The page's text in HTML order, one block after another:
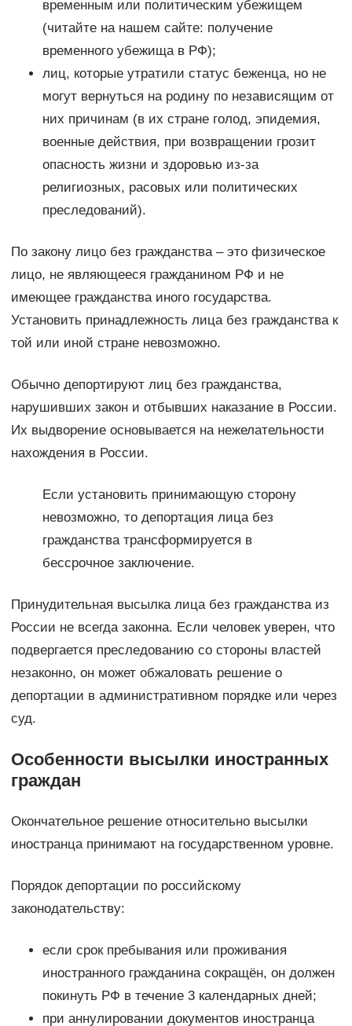
временным или политическим убежищем
(читайте на нашем сайте: получение
временного убежища в РФ);
лиц, которые утратили статус беженца, но не
могут вернуться на родину по независящим от
них причинам (в их стране голод, эпидемия,
военные действия, при возвращении грозит
опасность жизни и здоровью из-за
религиозных, расовых или политических
преследований).
По закону лицо без гражданства – это физическое
лицо, не являющееся гражданином РФ и не
имеющее гражданства иного государства.
Установить принадлежность лица без гражданства к
той или иной стране невозможно.
Обычно депортируют лиц без гражданства,
нарушивших закон и отбывших наказание в России.
Их выдворение основывается на нежелательности
нахождения в России.
Если установить принимающую сторону
невозможно, то депортация лица без
гражданства трансформируется в
бессрочное заключение.
Принудительная высылка лица без гражданства из
России не всегда законна. Если человек уверен, что
подвергается преследованию со стороны властей
незаконно, он может обжаловать решение о
депортации в административном порядке или через
суд.
Особенности высылки иностранных
граждан
Окончательное решение относительно высылки
иностранца принимают на государственном уровне.
Порядок депортации по российскому
законодательству:
если срок пребывания или проживания
иностранного гражданина сокращён, он должен
покинуть РФ в течение 3 календарных дней;
при аннулировании документов иностранца